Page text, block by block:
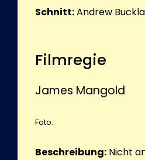
Schnitt:Andrew
Filmregie
James Mangold
Foto:
Beschreibung: Nicht